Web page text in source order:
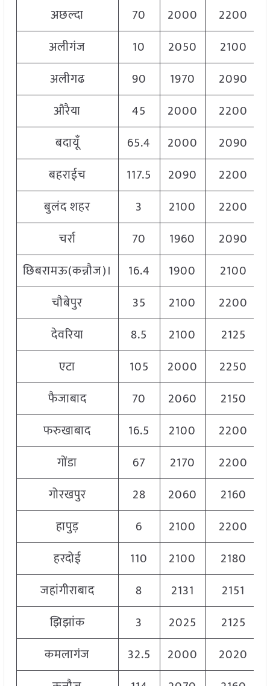
अछल्दा 70 2000 2200
अलीगंज
10 2050 2100
अलीगढ
90 1970 2090
औरैया
45 2000
2200
बदायूँ
65.4 2000 2090
बहराईच
117.5 2090
2200
बुलंद शहर
3 2100
2200
चर्रा
70 1960 2090
छिबरामऊ(कन्नौज)।
16.4 1900 2100
चौबेपुर
35 2100
2200
देवरिया
8.5 2100
2125
एटा
105 2000
2250
फैजाबाद
70 2060
2150
फरुखाबाद
16.5 2100
2200
गोंडा
67 2170
2200
गोरखपुर
28 2060
2160
हापुड़
6 2100 2200
हरदोई
110 2100 2180
जहांगीराबाद
8 2131
2151
झिझांक
3 2025 2125
कमलागंज
32.5 2000 2020